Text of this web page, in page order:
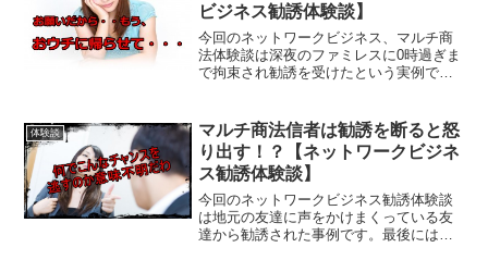
ビジネス勧誘体験談】
今回のネットワークビジネス、マルチ商
法体験談は深夜のファミレスに0時過ぎま
で拘束され勧誘を受けたという実例で
も面白かったです。さて今回の方は、ネ
ットワークビジネス、マル...
体験談
マルチ商法信者は勧誘を断ると怒
り出す！？【ネットワークビジネ
ス勧誘体験談】
今回のネットワークビジネス勧誘体験談
は地元の友達に声をかけまくっている友
達から勧誘された事例です。最後にはや